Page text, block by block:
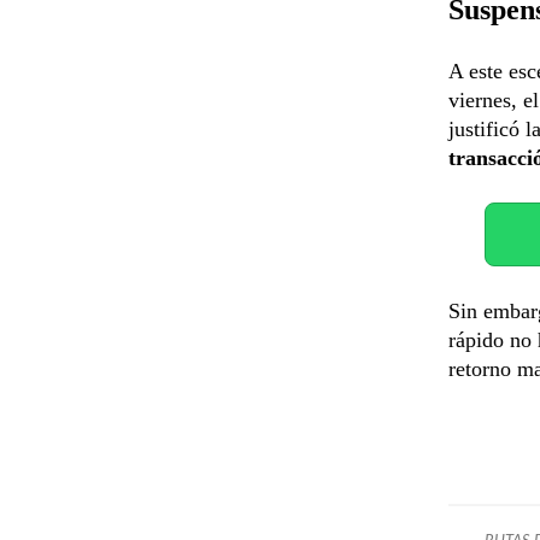
A este
viernes,
justificó
Sin
rápido no
retorno